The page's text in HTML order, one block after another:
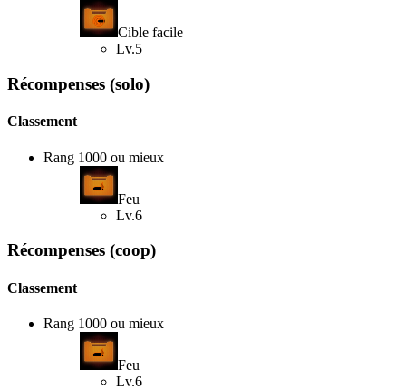
Cible facile
Lv.5
Récompenses (solo)
Classement
Rang 1000 ou mieux
Feu
Lv.6
Récompenses (coop)
Classement
Rang 1000 ou mieux
Feu
Lv.6